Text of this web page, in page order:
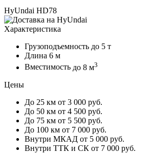
HyUndai HD78
Характеристика
Грузоподъемность до 5 т
Длина 6 м
Вместимость до 8 м3
Цены
До 25 км от 3 000 руб.
До 50 км от 4 500 руб.
До 75 км от 5 500 руб.
До 100 км от 7 000 руб.
Внутри МКАД от 5 000 руб.
Внутри ТТК и СК от 7 000 руб.